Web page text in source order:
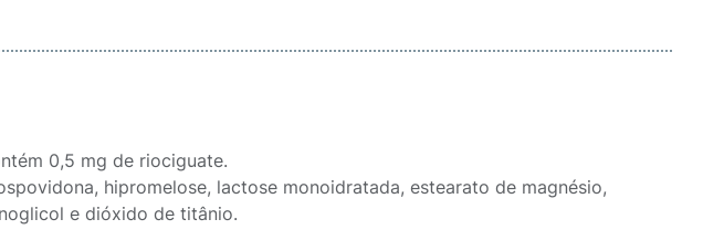
0,5 mg de riociguate.
hipromelose, lactose monoidratada, estearato de magnésio,
e dióxido de titânio.